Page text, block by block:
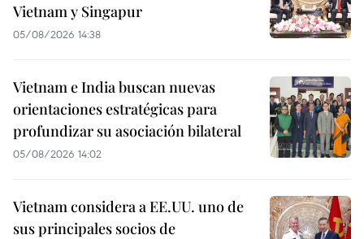
Vietnam y Singapur
05/08/2026 14:38
Vietnam e India buscan nuevas
orientaciones estratégicas para
profundizar su asociación bilateral
05/08/2026 14:02
Vietnam considera a EE.UU. uno de
sus principales socios de